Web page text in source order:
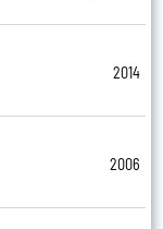
2014
2006